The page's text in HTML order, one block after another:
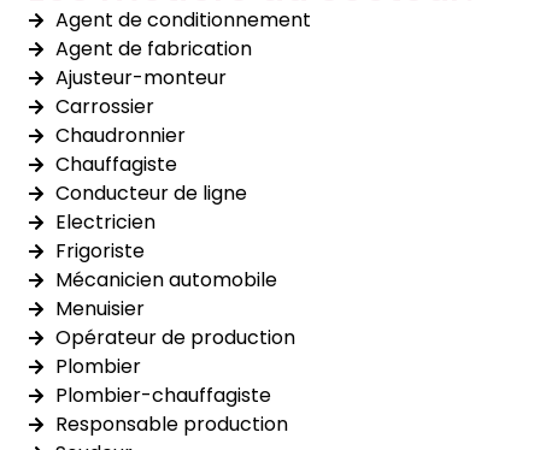
Agent de conditionnement
Agent de fabrication
Ajusteur-monteur
Carrossier
Chaudronnier
Chauffagiste
Conducteur de ligne
Electricien
Frigoriste
Mécanicien automobile
Menuisier
Opérateur de production
Plombier
Plombier-chauffagiste
Responsable production